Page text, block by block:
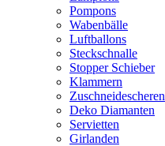
Pompons
Wabenbälle
Luftballons
Steckschnalle
Stopper Schieber
Klammern
Zuschneidescheren
Deko Diamanten
Servietten
Girlanden